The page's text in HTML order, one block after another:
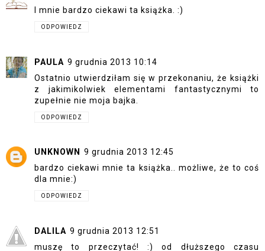
I mnie bardzo ciekawi ta książka. :)
ODPOWIEDZ
PAULA 9 grudnia 2013 10:14
Ostatnio utwierdziłam się w przekonaniu, że książki
z jakimikolwiek elementami fantastycznymi to
zupełnie nie moja bajka.
ODPOWIEDZ
UNKNOWN
9 grudnia 2013 12:45
bardzo ciekawi mnie ta książka.. możliwe, że to coś
dla mnie:)
ODPOWIEDZ
DALILA 9 grudnia 2013 12:51
muszę to przeczytać! :) od dłuższego czasu